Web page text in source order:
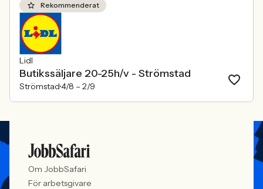
Rekommenderat
Lidl
Butikssäljare 20-25h/v - Strömstad
Strömstad4/8 – 2/9
Om JobbSafari
För arbetsgivare